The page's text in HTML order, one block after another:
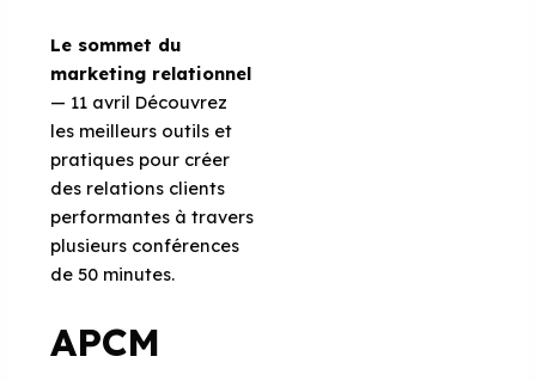
Le sommet du
marketing relationnel
— 11 avril Découvrez
les meilleurs outils et
pratiques pour créer
des relations clients
performantes à travers
plusieurs conférences
de 50 minutes.
APCM